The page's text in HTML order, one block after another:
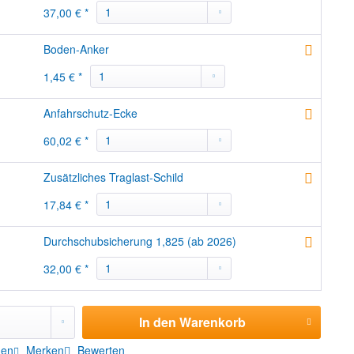
37,00 € *
Boden-Anker
1,45 € *
Anfahrschutz-Ecke
60,02 € *
Zusätzliches Traglast-Schild
17,84 € *
Durchschubsicherung 1,825 (ab 2026)
32,00 € *
In den Warenkorb
Merken Bewerten